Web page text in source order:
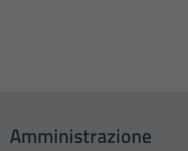
Amministrazione